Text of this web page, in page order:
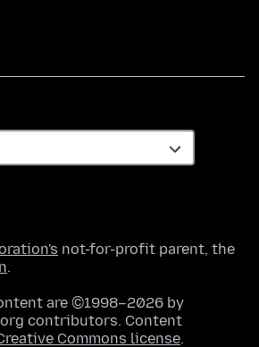
not-for-profit parent, the
.
are ©1998–2026 by
contributors. Content
Commons license.